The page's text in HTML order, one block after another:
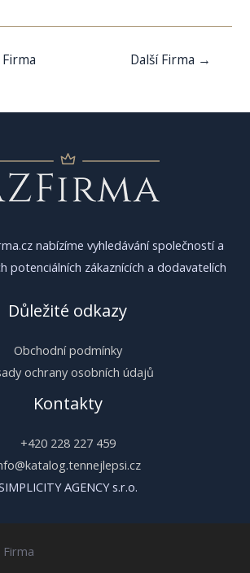
Další Firma →
nabízíme vyhledávání společností a
potenciálních zákaznících a dodavatelích
Důležité odkazy
Obchodní podmínky
ochrany osobních údajů
Kontakty
+420 228 227 459
AGENCY s.r.o.